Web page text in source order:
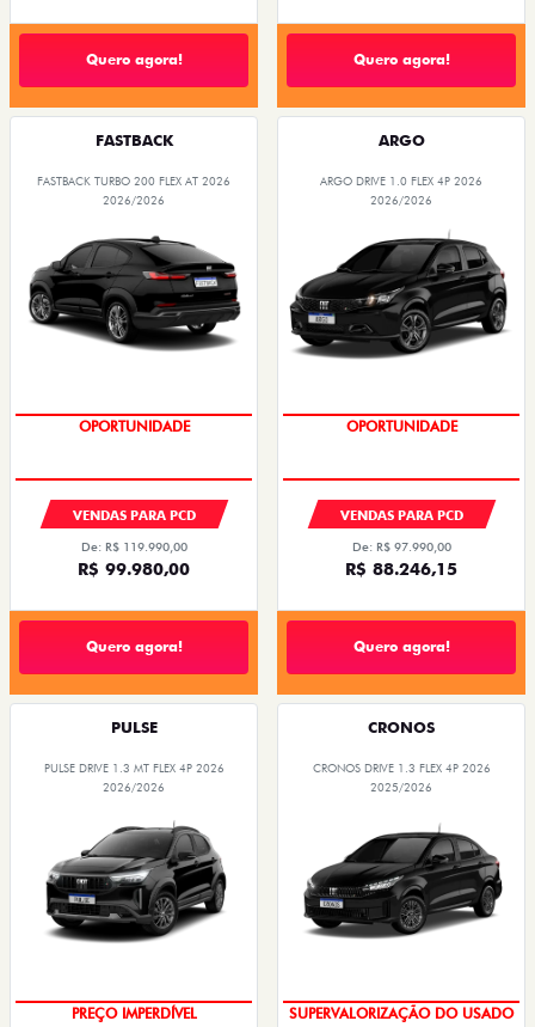
PESSOA FÍSICA
De: R$ 204.980,00
PESSOA FÍSICA
De: R$ 109.980,00
FASTBACK
FASTBACK TURBO 200 FLEX AT 2026
2026/2026
EMPLACAMENTO GRÁTIS
OPORTUNIDADE
PESSOA FÍSICA
De: R$ 119.990,00
PULSE
PULSE DRIVE 1.3 MT FLEX 4P 2026
2026/2026
EMPLACAMENTO GRÁTIS
OPORTUNIDADE
PESSOA FÍSICA
De: R$ 104.980,00
CRONOS
CRONOS DRIVE 1.3 FLEX 4P 2026
2025/2026
STRADA RANCH CABINE DUPLA TURBO 200
AT FLEX 2027
2026/2027